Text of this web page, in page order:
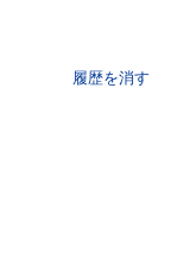
履歴を消す